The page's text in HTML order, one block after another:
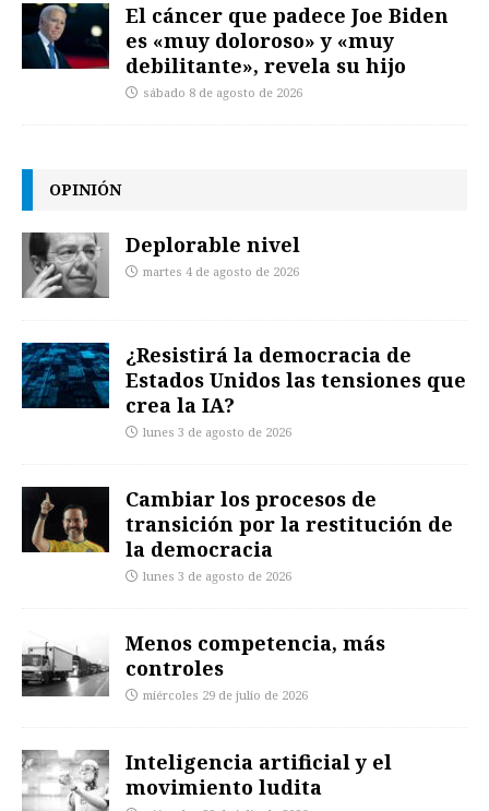
El cáncer que padece Joe Biden
es «muy doloroso» y «muy
debilitante», revela su hijo
sábado 8 de agosto de 2026
OPINIÓN
Deplorable nivel
martes 4 de agosto de 2026
¿Resistirá la democracia de
Estados Unidos las tensiones que
crea la IA?
lunes 3 de agosto de 2026
Cambiar los procesos de
transición por la restitución de
la democracia
lunes 3 de agosto de 2026
Menos competencia, más
controles
miércoles 29 de julio de 2026
Inteligencia artificial y el
movimiento ludita